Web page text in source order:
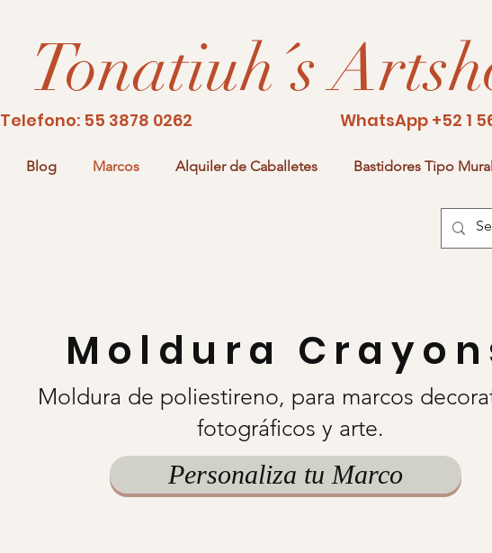
Tonatiuh´s
Telefono: 55 3878 0262 WhatsApp +52 1 56
Blog Marcos Alquiler de Caballetes Bastidores Tipo
Moldura
Moldura de poliestireno, para marcos
fotográficos y arte.
Personaliza tu Marco